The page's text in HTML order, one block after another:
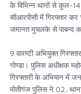
के विभिन्न थानों से कुल-14
सीआरपीसी में गिरफ्तार कर
जमानत मुचलके से पाबन्द
9 वारण्टी अभियुक्त
गोण्डा। पुलिस अधीक्षक
गिरफ्तारी के अभियान में
मोतीगंज पुलिस ने 02,